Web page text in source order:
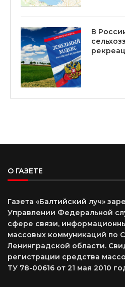
В
О ГАЗЕТЕ
Газета «Балтийский луч»
Управлении Федеральной
сфере связи,
массовых коммуникаций по
Ленинградской области.
регистрации средства
ТУ 78-00616 от 21 мая 2010